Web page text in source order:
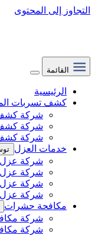
التجاوز إلى المحتوى
القائمة
الرئيسية
كشف تسربات
شركة كشف
شركة كشف
شركة كشف
خدمات العزل
شركة عزل
شركة عزل
شركة عزل
شركة عزل
مكافحة حشرات
شركة
شركة